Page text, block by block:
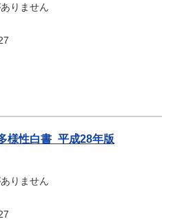
りません
様性白書_平成28年版
りません